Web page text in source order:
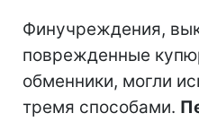
Финучреждения,
поврежденные
обменники, могли
тремя способами.